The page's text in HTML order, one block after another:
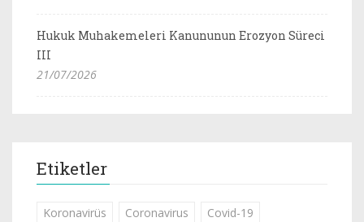
Hukuk Muhakemeleri Kanununun Erozyon Süreci
III
21/07/2026
Etiketler
Koronavirüs Coronavirus
Covid-19